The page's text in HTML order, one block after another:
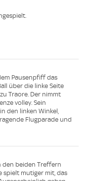
Pausenpfiff das
über die linke Seite
Traore. Der nimmt
volley. Sein
den linken Winkel,
Flugparade und
den beiden Treffern
spielt mutiger mit, das